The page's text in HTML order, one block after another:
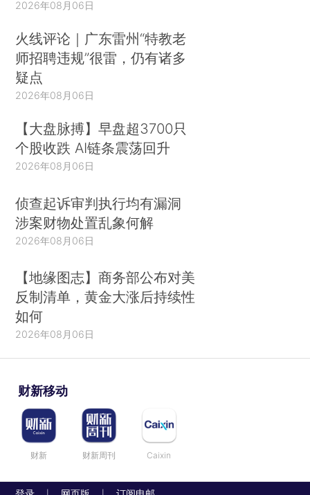
2026年08月06日
火线评论｜广东雷州“特教老
师招聘违规”很雷，仍有诸多
疑点
2026年08月06日
【大盘脉搏】早盘超3700只
个股收跌 AI链条震荡回升
2026年08月06日
侦查起诉审判执行均有漏洞
涉案财物处置乱象何解
2026年08月06日
【地缘图志】商务部公布对美
反制清单，黄金大涨后持续性
如何
2026年08月06日
财新移动
财新 财新周刊 Caixin